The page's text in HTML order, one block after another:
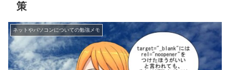
策
ネットやパソコンについての勉強メモ